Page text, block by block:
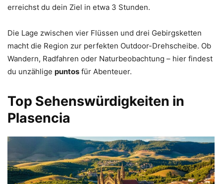
erreichst du dein Ziel in etwa 3 Stunden.
Die Lage zwischen vier Flüssen und drei Gebirgsketten
macht die Region zur perfekten Outdoor-Drehscheibe. Ob
Wandern, Radfahren oder Naturbeobachtung – hier findest
du unzählige puntos für Abenteuer.
Top Sehenswürdigkeiten in
Plasencia